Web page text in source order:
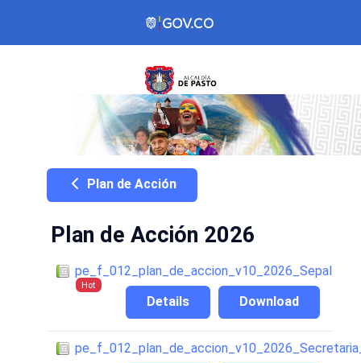
Plan de Acción
Plan de Acción 2026
pe_f_012_plan_de_accion_v10_2026_Sepal
Hot
Download
Details